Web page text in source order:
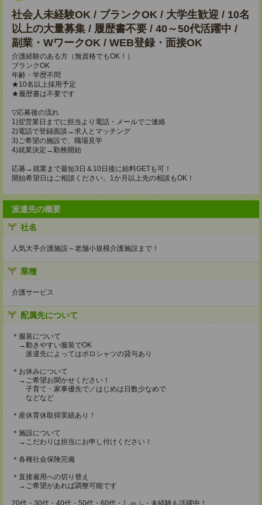
社会人未経験OK / ブランクOK / 大学生歓迎 / 10名
以上の大量募集 / 履歴書不要 / 40～50代活躍中 /
副業・WワークOK / WEB登録・面接OK
介護経験のある方（無資格でもOK！）
ブランクOK
年齢・学歴不問
★10名以上採用予定
★履歴書は不要です
▽応募後の流れ
1)翌営業日までに担当より電話・メールでご連絡
2)電話で登録面談→求人とマッチング
3)ご希望の施設で、職場見学
4)就業決定→勤務開始
応募→就業まで最短3日＆10日後に給料GETも可！
開始希望日はご相談ください。1か月以上先の相談もOK！
派遣先の概要
社名
人気大手介護施設～老舗小規模介護施設まで！
業種
介護サービス
配属先について
＊服装について
→動きやすい服装でOK
派遣先によってはポロシャツの貸与あり
＊お休みについて
→ご希望お聞かせください！
子育て・家事優先で／はじめは日数少なめで
などなど
＊産休育休取得実績あり！
＊施設について
→こだわりは担当にお申し付けください！
＊各種社会保険完備
＊直接雇用への切り替え
→ご希望があれば調整可能です
20代・30代・40代・50代・60代・しゅふ・未経験も活躍中！